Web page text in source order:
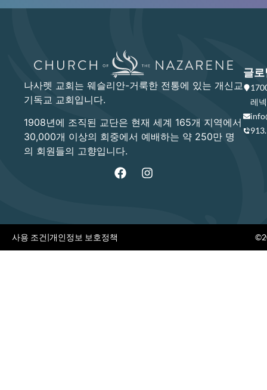
나사렛 교회는 웨슬리안-거룩한 전통에 있는 개신교
기독교 교회입니다.
1908년에 조직된 교단은 현재 세계 165개 지역에서
30,000개 이상의 회중에서 예배하는 약 250만 명
의 회원들의 고향입니다.
글로
레
사용 조건|개인정보 보호정책